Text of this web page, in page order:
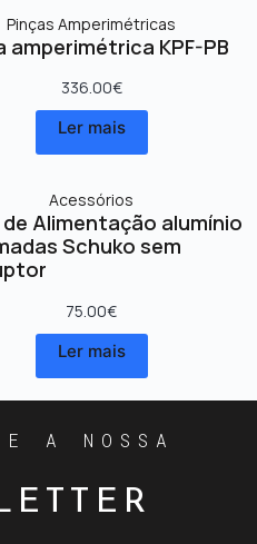
Pinças Amperimétricas
amperimétrica KPF-PB
336.00€
Ler mais
Acessórios
de Alimentação alumínio
Schuko sem
75.00€
Ler mais
A NOSSA